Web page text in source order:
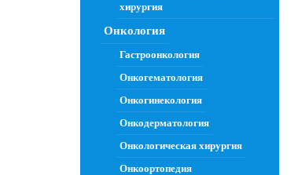
хирургия
Онкология
Гастроонкология
Онкогематология
Онкогинекология
Онкодерматология
Онкологическая хирургия
Онкоортопедия